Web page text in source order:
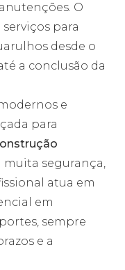
O
para
desde o
a conclusão da
e
para
muita segurança,
atua em
em
sempre
e a